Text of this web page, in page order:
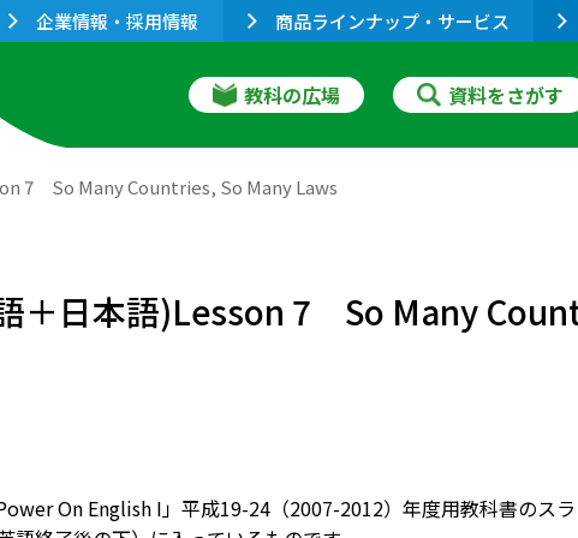
企業情報・採用情報 商品ラインナップ・サービス
教科の広場 資料をさがす
7 So Many Countries, So Many Laws
＋日本語)Lesson 7 So Many
Power On English I」平成19-24（2007-2012）年度用教科書のス